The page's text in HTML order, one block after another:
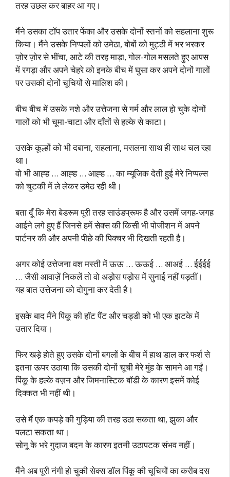
तरह उछल कर बाहर आ गए।
मैंने उसका टॉप उतार फेंका और उसके दोनों स्तनों को सहलाना शुरू
किया। मैंने उसके निप्पलों को उमेठा, बोबों को मुट्ठी में भर भरकर
ज़ोर ज़ोर से भींचा, आटे की तरह माड़ा, गोल-गोल मसलते हुए आपस
में रगड़ा और अपने चेहरे को इनके बीच में घुसा कर अपने दोनों गालों
पर उसकी दोनों चूचियों से मालिश की।
बीच बीच में उसके नशे और उत्तेजना से गर्म और लाल हो चुके दोनों
गालों को भी चूमा-चाटा और दाँतों से हल्के से काटा।
उसके कूल्हों को भी दबाना, सहलाना, मसलना साथ ही साथ चल रहा
था।
वो भी आह्ह … आह्ह … आह्ह … का म्यूजिक देती हुई मेरे निप्पल्स
को चुटकी में ले लेकर उमेठ रही थी।
बता दूँ कि मेरा बेडरूम पूरी तरह साउंडप्रूफ है और उसमें जगह-जगह
आईने लगे हुए हैं जिनसे हमें सेक्स की किसी भी पोजीशन में अपने
पार्टनर की और अपनी पीछे की पिक्चर भी दिखती रहती है।
अगर कोई उत्तेजना वश मस्ती में ऊऊ … ऊऊई … आअई … ईईईई
… जैसी आवाज़ें निकलें तो वो अड़ोस पड़ोस में सुनाई नहीं पड़तीं।
यह बात उत्तेजना को दोगुना कर देती है।
इसके बाद मैंने पिंकू की हॉट पैंट और चड्डी को भी एक झटके में
उतार दिया।
फिर खड़े होते हुए उसके दोनों बगलों के बीच में हाथ डाल कर फर्श से
इतना ऊपर उठाया कि उसकी दोनों चूची मेरे मुंह के सामने आ गईं।
पिंकू के हल्के वज़न और जिमनास्टिक बॉडी के कारण इसमें कोई
दिक्कत भी नहीं थी।
उसे मैं एक कपड़े की गुड़िया की तरह उठा सकता था, झुका और
पलटा सकता था।
सोनू के भरे गुदाज बदन के कारण इतनी उठापटक संभव नहीं।
मैंने अब पूरी नंगी हो चुकी सेक्स डॉल पिंकू की चूचियों का करीब दस